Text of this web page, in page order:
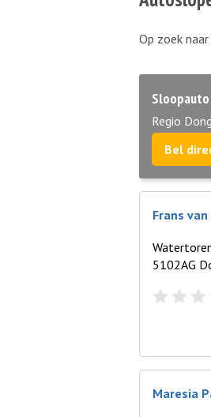
Op zoek
Regio
Bel
Frans
5102AG
Maresia